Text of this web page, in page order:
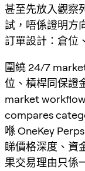
甚至先放入觀察
試，唔係證明方
訂單設計：倉位
圍繞 24/7
位、槓桿同保證
market
compares
喺 OneKey
睇價格深度、資
果交易理由只係